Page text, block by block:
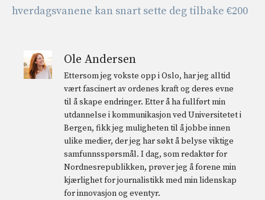
hverdagsvanene kan snart sette deg tilbake €200
Ole Andersen
Ettersom jeg vokste opp i Oslo, har jeg alltid
vært fascinert av ordenes kraft og deres evne
til å skape endringer. Etter å ha fullført min
utdannelse i kommunikasjon ved Universitetet i
Bergen, fikk jeg muligheten til å jobbe innen
ulike medier, der jeg har søkt å belyse viktige
samfunnsspørsmål. I dag, som redaktør for
Nordnesrepublikken, prøver jeg å forene min
kjærlighet for journalistikk med min lidenskap
for innovasjon og eventyr.